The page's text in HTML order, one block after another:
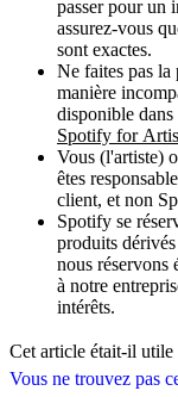
Vous ne trouvez pas
passer pour un
assurez-vous
sont exactes.
Ne faites pas
manière
disponible dans
Spotify for
Vous (l'artiste)
êtes
client, et non
Spotify se
produits
nous réservons
à notre
intérêts.
Cet article était-il utile